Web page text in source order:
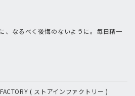
、なるべく後悔のないように。毎日精一
( ストアインファクトリー )